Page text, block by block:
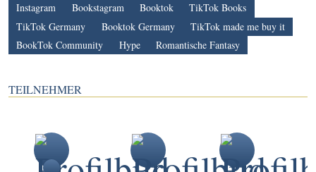
Instagram
Bookstagram Booktok
TikTok Books
TikTok Germany
Booktok Germany
TikTok made me buy it
BookTok Community
Hype Romantische Fantasy
TEILNEHMER